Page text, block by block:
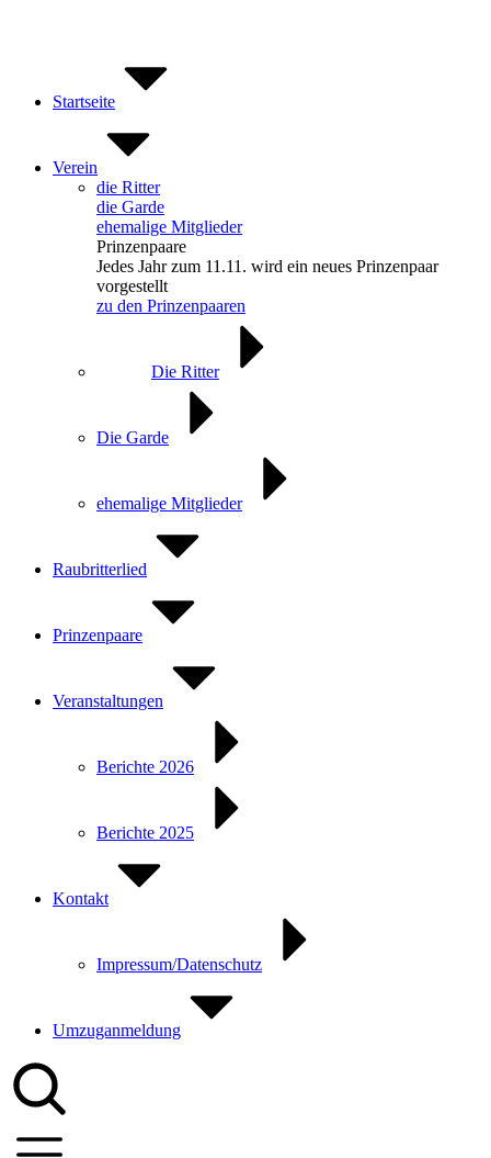
Startseite
Verein
die Ritter
die Garde
ehemalige Mitglieder
Prinzenpaare
Jedes Jahr zum 11.11. wird ein neues Prinzenpaar
vorgestellt
zu den Prinzenpaaren
Die Ritter
Die Garde
ehemalige Mitglieder
Raubritterlied
Prinzenpaare
Veranstaltungen
Berichte 2026
Berichte 2025
Kontakt
Impressum/Datenschutz
Umzuganmeldung